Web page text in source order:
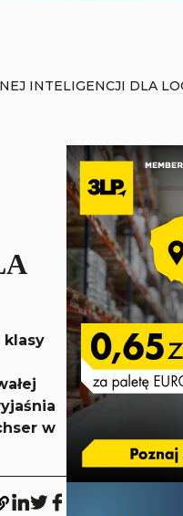
INTELIGENCJI DLA
klasy
w